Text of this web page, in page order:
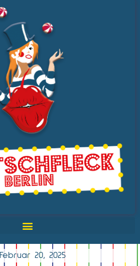
Februar 20, 2025